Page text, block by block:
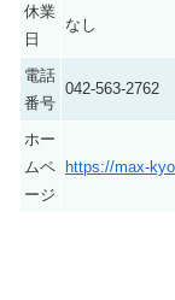
休業
日
なし
電話
番号
042-563-2762
ホー
ムペ
ージ
https://max-